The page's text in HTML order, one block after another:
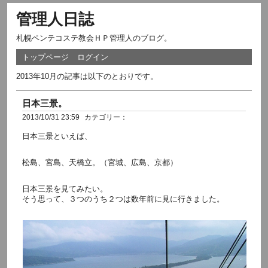
管理人日誌
札幌ペンテコステ教会ＨＰ管理人のブログ。
トップページ ログイン
2013年10月の記事は以下のとおりです。
日本三景。
2013/10/31 23:59 カテゴリー：
日本三景といえば、
松島、宮島、天橋立。（宮城、広島、京都）
日本三景を見てみたい。
そう思って、３つのうち２つは数年前に見に行きました。